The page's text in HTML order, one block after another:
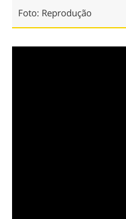
Foto: Reprodução